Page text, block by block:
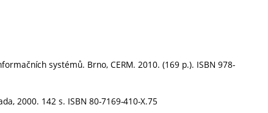
systémů. Brno, CERM. 2010. (169 p.). ISBN 978-
2000. 142 s. ISBN 80-7169-410-X.75